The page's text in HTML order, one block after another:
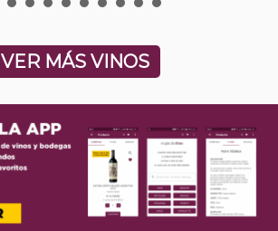
VER MÁS VINOS